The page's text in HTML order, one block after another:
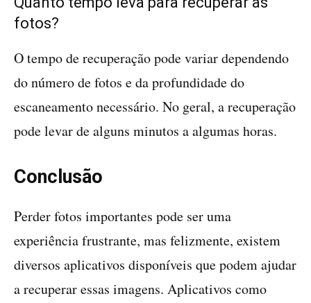
fotos?
O tempo de recuperação pode variar dependendo
do número de fotos e da profundidade do
escaneamento necessário. No geral, a recuperação
pode levar de alguns minutos a algumas horas.
Conclusão
Perder fotos importantes pode ser uma
experiência frustrante, mas felizmente, existem
diversos aplicativos disponíveis que podem ajudar
a recuperar essas imagens. Aplicativos como